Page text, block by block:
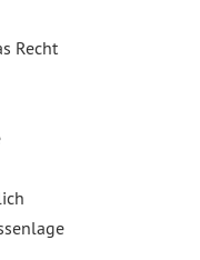
Recht